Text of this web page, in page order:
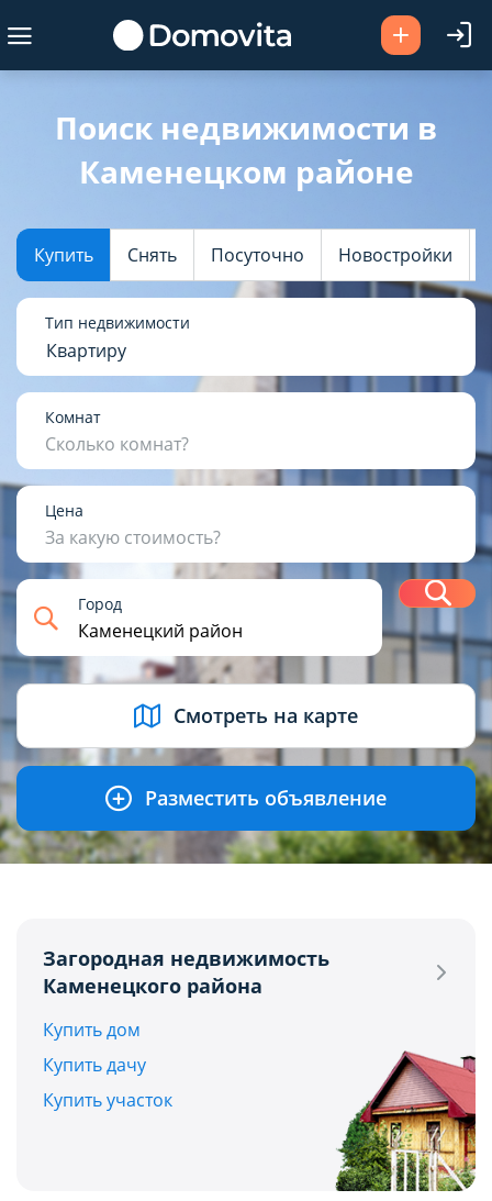
Поиск недвижимости в
Каменецком районе
Купить Снять Посуточно Новостройки
Тип недвижимости
Квартиру
Комнат
Сколько комнат?
Цена
За какую стоимость?
USD BYN EUR RUB
Город
Смотреть на карте
Разместить объявление
Загородная недвижимость
Каменецкого района
Купить дом
Купить дачу
Купить участок
Да Выбрать город